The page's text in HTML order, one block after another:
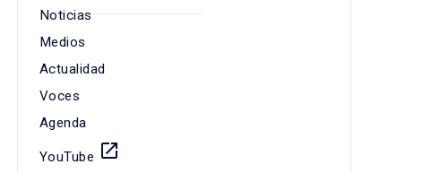
Noticias
Medios
Actualidad
Voces
Agenda
YouTube launch